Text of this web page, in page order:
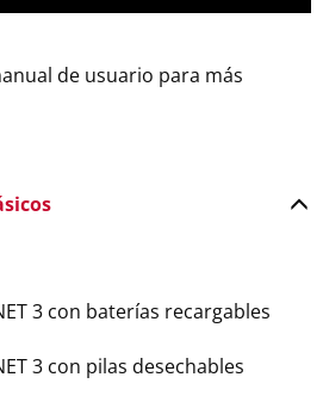
de usuario para más
3 con baterías recargables
3 con pilas desechables